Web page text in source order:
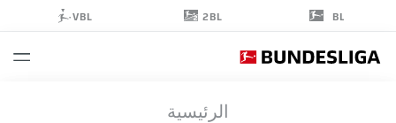
BL
2BL
VBL
الرئيسية